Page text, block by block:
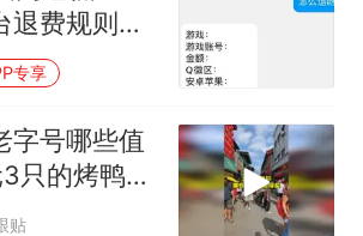
有石窟需2000元，景区：部分
石窟受特别保护，游客可按需
买
热 十多万人报名的考试，成绩
退费规则实
专享
字号哪些值
只的烤鸭你
上当
贴